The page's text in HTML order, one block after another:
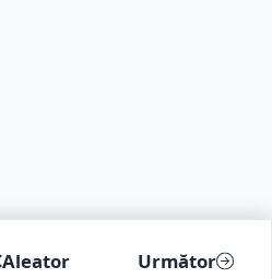
Aleator Următor